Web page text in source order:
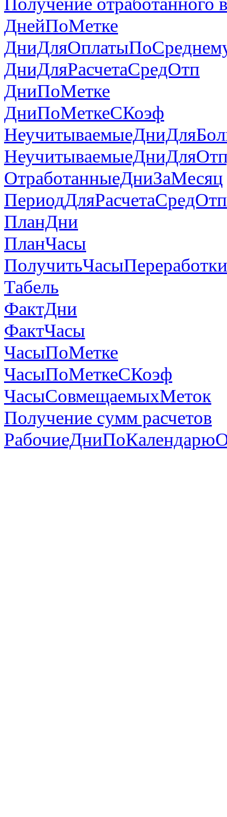
ДнейПоМетке
ДниДляРасчетаСредОтп
ДниПоМетке
ДниПоМеткеСКоэф
ОтработанныеДниЗаМесяц
ПериодДляРасчетаСредОтп
ПланДни
ПланЧасы
Табель
ФактДни
ФактЧасы
ЧасыПоМетке
ЧасыПоМеткеСКоэф
ЧасыСовмещаемыхМеток
Получение сумм расчетов